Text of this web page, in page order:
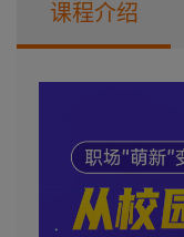
课程介绍